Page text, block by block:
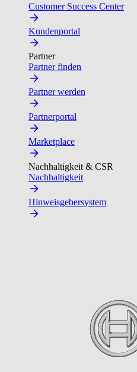
Customer Success Center
Kundenportal
Partner
Partner finden
Partner werden
Partnerportal
Marketplace
Nachhaltigkeit & CSR
Nachhaltigkeit
Hinweisgebersystem